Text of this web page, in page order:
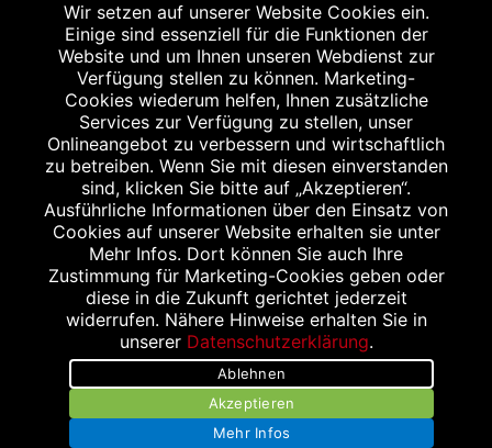
Abgabe in haushaltsüblichen Mengen, solange der Vorrat reicht. Für Druck-
und Satzfehler keine Haftung.
Zu Risiken und Nebenwirkungen lesen Sie die Packungsbeilage und fragen
Sie Ihren Arzt oder Apotheker.
Angabe nach der deutschen Arzneimitteltaxe Apothekenerstattungspreis
(AEP). Der AEP ist keine unverbindliche Preisempfehlung der Hersteller. Der
AEP ist ein von den Apotheken in Ansatz gebrachter Preis für rezeptfreie
Arzneimittel. Er entspricht in der Höhe dem für Apotheken verbindlichen
Abgabepreis, zu dem eine Apotheke in bestimmten Fällen (z.B. bei Kindern
unter 12 Jahren) das Produkt mit der gesetzlichen Krankenversicherung
abrechnet. Der AEP ist der allgemeine Erstattungspreis im Falle einer
Kostenübernahme durch die gesetzlichen Krankenkassen, vor Abzug eines
Zwangsrabattes (zur Zeit 5%) nach §130 Abs. 1 SGB V.
Unverbindliche Preisempfehlung des Herstellers (UVP).
powered by apovena.de
Wir setzen auf unserer Website Cookies ein.
Einige sind essenziell für die Funktionen der
Website und um Ihnen unseren Webdienst zur
Verfügung stellen zu können. Marketing-
Cookies wiederum helfen, Ihnen zusätzliche
Services zur Verfügung zu stellen, unser
Onlineangebot zu verbessern und wirtschaftlich
zu betreiben. Wenn Sie mit diesen einverstanden
sind, klicken Sie bitte auf „Akzeptieren“.
Ausführliche Informationen über den Einsatz von
Cookies auf unserer Website erhalten sie unter
Mehr Infos. Dort können Sie auch Ihre
Zustimmung für Marketing-Cookies geben oder
diese in die Zukunft gerichtet jederzeit
widerrufen. Nähere Hinweise erhalten Sie in
unserer Datenschutzerklärung.
Ablehnen
Akzeptieren
Mehr Infos